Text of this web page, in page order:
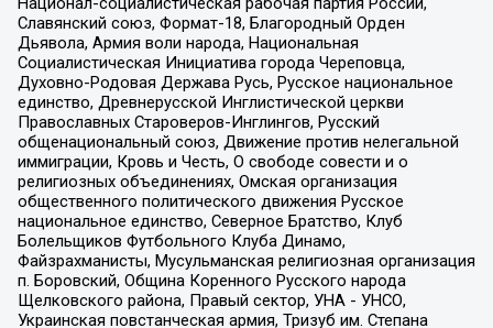
Славянский союз, Формат-18, Благородный Орден
Дьявола, Армия воли народа, Национальная
Социалистическая Инициатива города Череповца,
Духовно-Родовая Держава Русь, Русское национальное
единство, Древнерусской Инглистической церкви
Православных Староверов-Инглингов, Русский
общенациональный союз, Движение против нелегальной
иммиграции, Кровь и Честь, О свободе совести и о
религиозных объединениях, Омская организация
общественного политического движения Русское
национальное единство, Северное Братство, Клуб
Болельщиков Футбольного Клуба Динамо,
Файзрахманисты, Мусульманская религиозная организация
п. Боровский, Община Коренного Русского народа
Щелковского района, Правый сектор, УНА - УНСО,
Украинская повстанческая армия, Тризуб им. Степана